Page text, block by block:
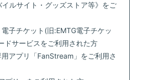
イルサイト・グッズストア等》をご
子チケット(旧:EMTG電子チケッ
ドサービスをご利用された方
アプリ「FanStream」をご利用さ